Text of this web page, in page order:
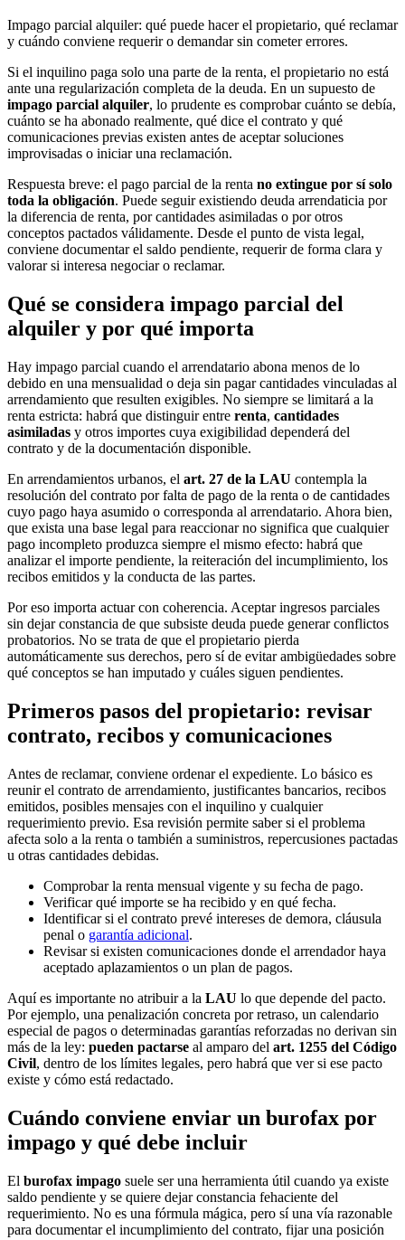
Impago parcial alquiler: qué puede hacer el propietario, qué reclamar
y cuándo conviene requerir o demandar sin cometer errores.
Si el inquilino paga solo una parte de la renta, el propietario no está
ante una regularización completa de la deuda. En un supuesto de
impago parcial alquiler, lo prudente es comprobar cuánto se debía,
cuánto se ha abonado realmente, qué dice el contrato y qué
comunicaciones previas existen antes de aceptar soluciones
improvisadas o iniciar una reclamación.
Respuesta breve: el pago parcial de la renta no extingue por sí solo
toda la obligación. Puede seguir existiendo deuda arrendaticia por
la diferencia de renta, por cantidades asimiladas o por otros
conceptos pactados válidamente. Desde el punto de vista legal,
conviene documentar el saldo pendiente, requerir de forma clara y
valorar si interesa negociar o reclamar.
Qué se considera impago parcial del
alquiler y por qué importa
Hay impago parcial cuando el arrendatario abona menos de lo
debido en una mensualidad o deja sin pagar cantidades vinculadas al
arrendamiento que resulten exigibles. No siempre se limitará a la
renta estricta: habrá que distinguir entre renta, cantidades
asimiladas y otros importes cuya exigibilidad dependerá del
contrato y de la documentación disponible.
En arrendamientos urbanos, el art. 27 de la LAU contempla la
resolución del contrato por falta de pago de la renta o de cantidades
cuyo pago haya asumido o corresponda al arrendatario. Ahora bien,
que exista una base legal para reaccionar no significa que cualquier
pago incompleto produzca siempre el mismo efecto: habrá que
analizar el importe pendiente, la reiteración del incumplimiento, los
recibos emitidos y la conducta de las partes.
Por eso importa actuar con coherencia. Aceptar ingresos parciales
sin dejar constancia de que subsiste deuda puede generar conflictos
probatorios. No se trata de que el propietario pierda
automáticamente sus derechos, pero sí de evitar ambigüedades sobre
qué conceptos se han imputado y cuáles siguen pendientes.
Primeros pasos del propietario: revisar
contrato, recibos y comunicaciones
Antes de reclamar, conviene ordenar el expediente. Lo básico es
reunir el contrato de arrendamiento, justificantes bancarios, recibos
emitidos, posibles mensajes con el inquilino y cualquier
requerimiento previo. Esa revisión permite saber si el problema
afecta solo a la renta o también a suministros, repercusiones pactadas
u otras cantidades debidas.
Comprobar la renta mensual vigente y su fecha de pago.
Verificar qué importe se ha recibido y en qué fecha.
Identificar si el contrato prevé intereses de demora, cláusula
penal o garantía adicional.
Revisar si existen comunicaciones donde el arrendador haya
aceptado aplazamientos o un plan de pagos.
Aquí es importante no atribuir a la LAU lo que depende del pacto.
Por ejemplo, una penalización concreta por retraso, un calendario
especial de pagos o determinadas garantías reforzadas no derivan sin
más de la ley: pueden pactarse al amparo del art. 1255 del Código
Civil, dentro de los límites legales, pero habrá que ver si ese pacto
existe y cómo está redactado.
Cuándo conviene enviar un burofax por
impago y qué debe incluir
El burofax impago suele ser una herramienta útil cuando ya existe
saldo pendiente y se quiere dejar constancia fehaciente del
requerimiento. No es una fórmula mágica, pero sí una vía razonable
para documentar el incumplimiento del contrato, fijar una posición